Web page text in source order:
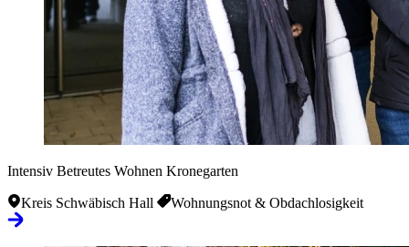
Intensiv Betreutes Wohnen Kronegarten
Kreis Schwäbisch Hall Wohnungsnot & Obdachlosigkeit